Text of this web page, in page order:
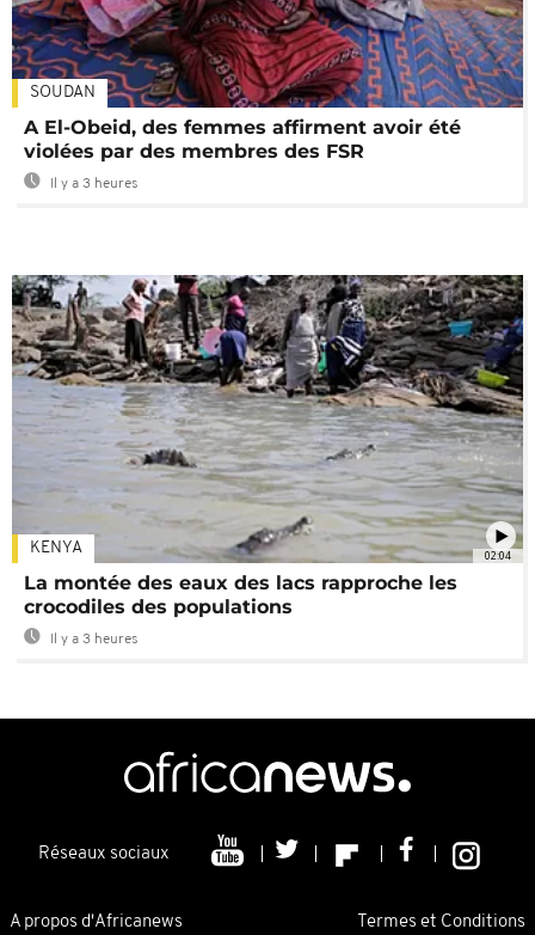
SOUDAN
A El-Obeid, des femmes affirment avoir été
violées par des membres des FSR
Il y a 3 heures
02:04
KENYA
La montée des eaux des lacs rapproche les
crocodiles des populations
Il y a 3 heures
Réseaux sociaux
A propos d'Africanews Termes et Conditions